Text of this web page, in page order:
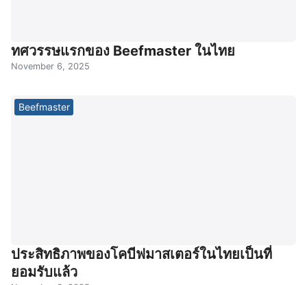
ทศวรรษแรกของ Beefmaster ในไทย
November 6, 2025
Beefmaster
ประสิทธิภาพของโคบีฟมาสเตอร์ในไทยเป็นที่
ยอมรับแล้ว